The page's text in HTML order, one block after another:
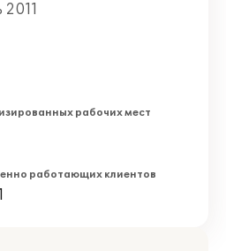
рабочих мест
работающих клиентов